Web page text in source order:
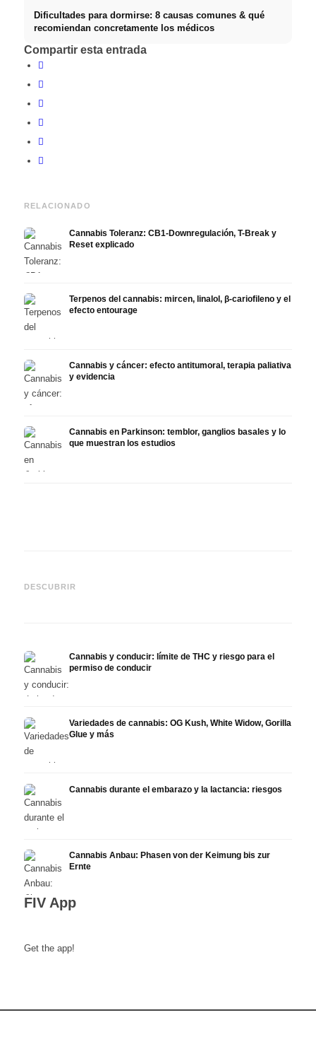
Dificultades para dormirse: 8 causas comunes & qué
recomiendan concretamente los médicos
Compartir esta entrada
RELACIONADO
Cannabis Toleranz: CB1-Downregulación, T-Break y
Reset explicado
Terpenos del cannabis: mircen, linalol, β-cariofileno y el
efecto entourage
Cannabis y cáncer: efecto antitumoral, terapia paliativa
y evidencia
Cannabis en Parkinson: temblor, ganglios basales y lo
que muestran los estudios
DESCUBRIR
automedición y lo que
Cannabis y conducir: límite de THC y riesgo para el
permiso de conducir
Variedades de cannabis: OG Kush, White Widow, Gorilla
Glue y más
Cannabis durante el embarazo y la lactancia: riesgos
Cannabis Anbau: Phasen von der Keimung bis zur
Ernte
FIV App
Get the app!